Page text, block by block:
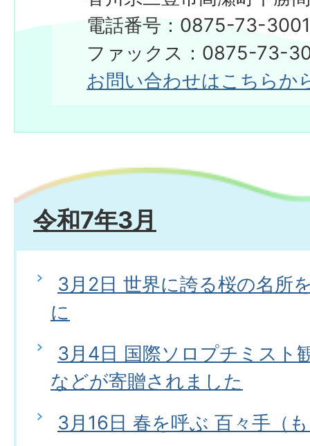
電話番号：0875-73-
ファックス：0875-73-
お問い合わせはこちらか
令和7年3月
3月2日 世界に誇る桜の名所
に
3月4日 国際ソロプチミスト
などが寄贈されました
3月16日 春を呼ぶ 百々手（